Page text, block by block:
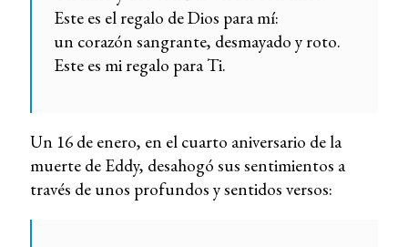
Este es el regalo de Dios para mí:
un corazón sangrante, desmayado y roto.
Este es mi regalo para Ti.
Un 16 de enero, en el cuarto aniversario de la
muerte de Eddy, desahogó sus sentimientos a
través de unos profundos y sentidos versos: